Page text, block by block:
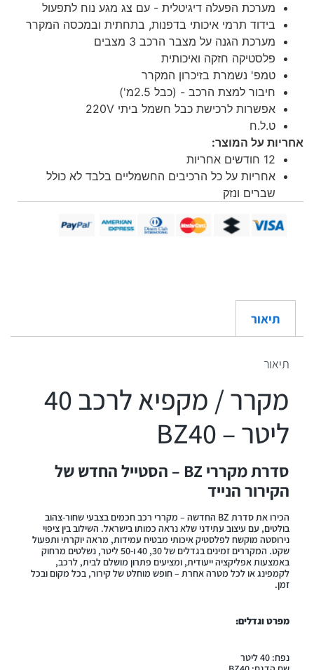
מערכת הפעלה דיגיטלית - עם צג מגע נוח לתפעול
בידוד תרמי איכותי בדפנות, בתחתית ובמכסה המקרר
מערכת הגנה על מצבר הרכב 3 מצבים
פלסטיקה חזקה ואיכותית
טמפ' נשמרת בזיכרון המקרר
חיבור למצת הרכב - (כבל 2.5מ')
אפשרות לרכישת כבל חשמל ביתי 220V
ט.ל.ח
אחריות על המוצר:
12 חודשים אחריות
אחריות על כל הרכיבים החשמליים בלבד לא כולל
שברים ונזק
תיאור
תיאור
מקרר / מקפיא לרכב 40
ליטר – BZ40
סדרת מקררי BZ – הסטייל החדש של
הקירור הנייד
הכירו את סדרת BZ החדשה – מקררי רכב חכמים בצבעי שחור-צהוב
בולטים, עם עיצוב עתידני שלא נראה כמותו בישראל. השילוב בין ציפוי
נירוסטה מוקשח לפלסטיק איכותי מבטיח עמידות, מראה יוקרתי ותפעול
שקט. המקררים זמינים בגדלים של 30, 40 ו-50 ליטר, נשלטים מרחוק
באמצעות אפליקציה ייעודית, ומציעים פתרון מושלם לבית, לרכב,
לקמפינג או לכל מטרה אחרת – חופש מוחלט של קירור, בכל מקום ובכל
זמן.
מפרט וגדלים:
נפח: 40 ליטר